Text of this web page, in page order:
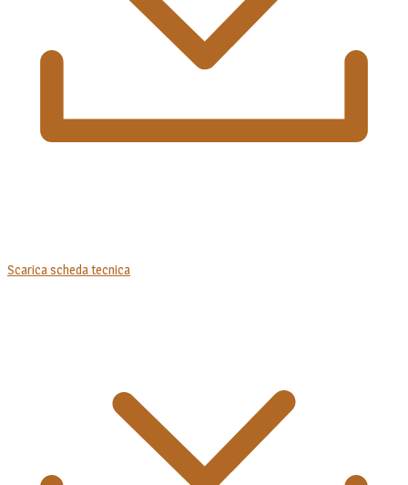
Scarica scheda tecnica